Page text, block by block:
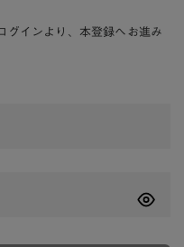
グインより、本登録へお進み